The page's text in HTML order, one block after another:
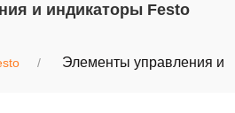
и индикаторы Festo
Элементы управления и